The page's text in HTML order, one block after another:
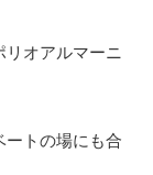
オアルマーニ
トの場にも合